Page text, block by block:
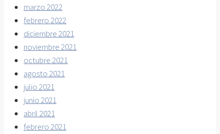
marzo 2022
febrero 2022
diciembre 2021
noviembre 2021
octubre 2021
agosto 2021
julio 2021
junio 2021
abril 2021
febrero 2021